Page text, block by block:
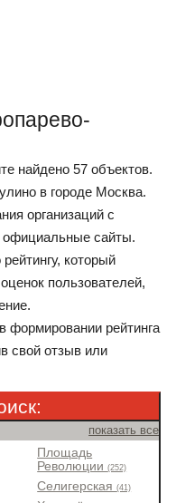
найдено 57 объектов.
в городе Москва.
организаций с
сайты.
который
пользователей,
формировании рейтинга
свой отзыв или
показать все
Площадь
Революции(252)
Селигерская(41)